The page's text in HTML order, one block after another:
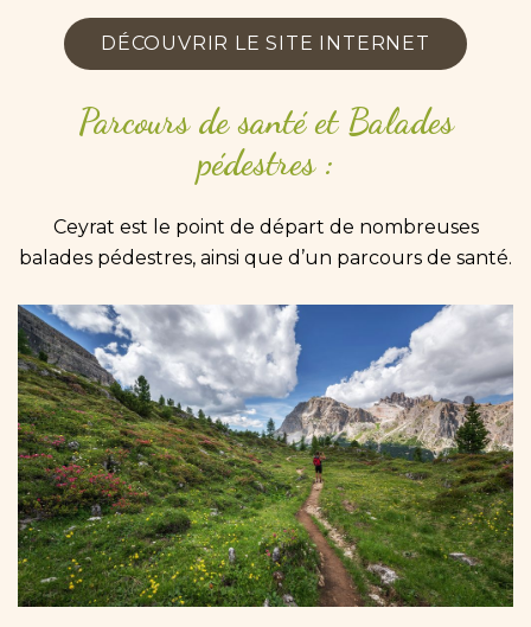
DÉCOUVRIR LE SITE INTERNET
Parcours de santé et Balades
pédestres :
Ceyrat est le point de départ de nombreuses
balades pédestres, ainsi que d’un parcours de santé.